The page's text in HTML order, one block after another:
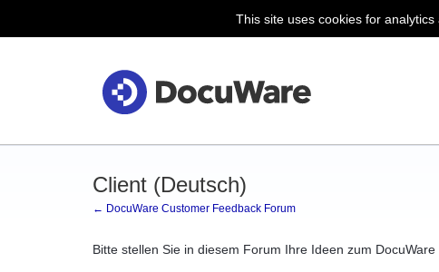
This site uses cookies for
Client (Deutsch)
← DocuWare Customer Feedback Forum
Bitte stellen Sie in diesem Forum Ihre Ideen zum DocuWare